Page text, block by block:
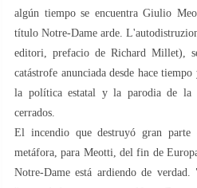
algún tiempo se encuentra Giulio
título Notre-Dame arde.
editori, prefacio de Richard Millet),
catástrofe anunciada desde hace
la política estatal y la parodia de la
cerrados.
El incendio que destruyó gran parte
metáfora, para Meotti, del fin de
Notre-Dame está ardiendo de